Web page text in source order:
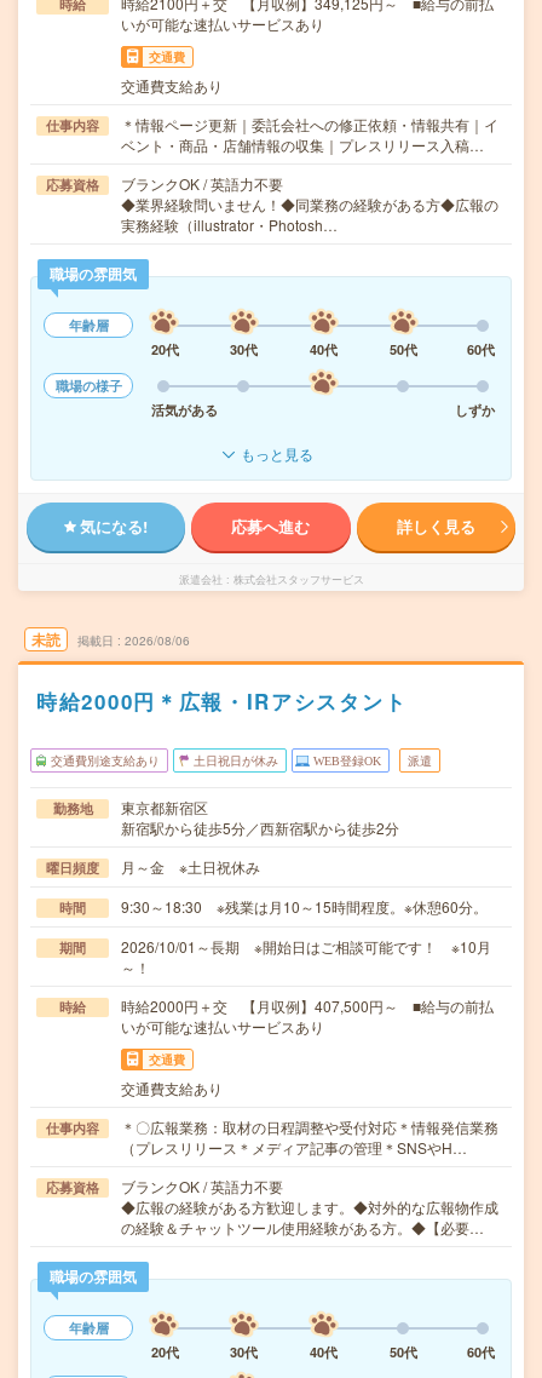
時給
いが可能な速払いサービスあり
交通費
交通費支給あり
仕事内容
＊情報ページ更新｜委託会社への修正依頼・情報共有｜イ
ベント・商品・店舗情報の収集｜プレスリリース入稿…
応募資格
ブランクOK / 英語力不要
◆業界経験問いません！◆同業務の経験がある方◆広報の
実務経験（illustrator・Photosh…
職場の雰囲気
年齢層
20代
30代 40代 50代
60代
職場の様子
活気がある
しずか
もっと見る
気になる! 応募へ進む 詳しく見る
派遣会社 株式会社スタッフサービス
未読 掲載日 2026/08/06
時給2000円＊広報・IRアシスタント
交通費別途支給あり 土日祝日が休み WEB登録OK 派遣
勤務地
東京都新宿区
新宿駅から徒歩5分／西新宿駅から徒歩2分
曜日頻度 月～金 ※土日祝休み
時間 9:30～18:30 ※残業は月10～15時間程度。※休憩60分。
期間
2026/10/01～長期 ※開始日はご相談可能です！ ※10月
～！
時給
時給2000円＋交 【月収例】407,500円～ ■給与の前払
いが可能な速払いサービスあり
交通費
交通費支給あり
仕事内容
＊〇広報業務：取材の日程調整や受付対応＊情報発信業務
（プレスリリース＊メディア記事の管理＊SNSやH…
応募資格
ブランクOK / 英語力不要
◆広報の経験がある方歓迎します。◆対外的な広報物作成
の経験＆チャットツール使用経験がある方。◆【必要…
職場の雰囲気
年齢層
20代
30代 40代 50代
60代